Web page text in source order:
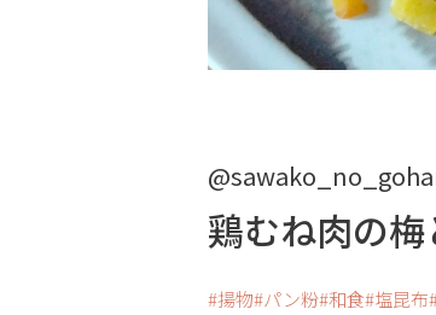
鶏むね肉の
揚物 パン粉 和食 塩昆布